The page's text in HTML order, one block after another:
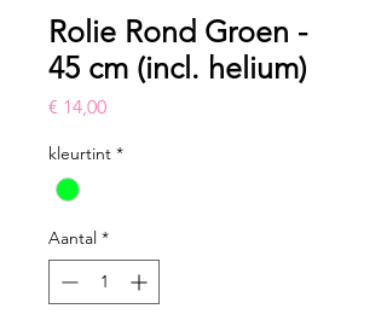
Rolie Rond Groen -
45 cm (incl. helium)
€ 14,00Prijs
kleurtint *
Aantal *